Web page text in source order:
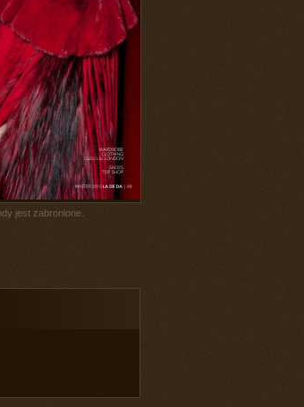
jest zabronione.